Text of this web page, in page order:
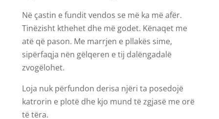
Në çastin e fundit vendos se më ka më afër.
Tinëzisht kthehet dhe më godet. Kënaqet me
atë që pason. Me marrjen e pllakës sime,
sipërfaqja nën gëlqeren e tij dalëngadalë
zvogëlohet.
Loja nuk përfundon derisa njëri ta posedojë
katrorin e plotë dhe kjo mund të zgjasë me orë
të tëra.